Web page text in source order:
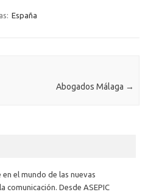
España
Abogados Málaga →
el mundo de las nuevas
comunicación. Desde ASEPIC